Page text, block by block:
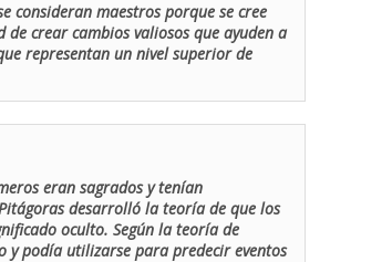
consideran maestros porque se cree
crear cambios valiosos que ayuden a
representan un nivel superior de
eran sagrados y tenían
desarrolló la teoría de que los
oculto. Según la teoría de
y podía utilizarse para predecir eventos